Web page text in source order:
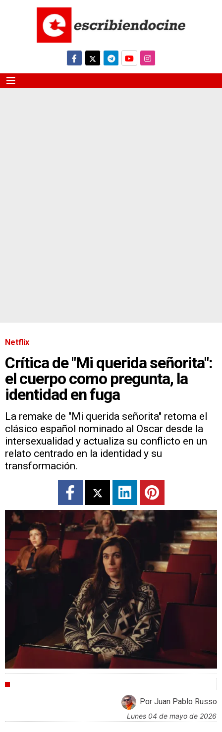
Netflix
Crítica de "Mi querida señorita":
el cuerpo como pregunta, la
identidad en fuga
La remake de "Mi querida señorita" retoma el
clásico español nominado al Oscar desde la
intersexualidad y actualiza su conflicto en un
relato centrado en la identidad y su
transformación.
Por Juan Pablo Russo
lunes 04 de mayo de 2026